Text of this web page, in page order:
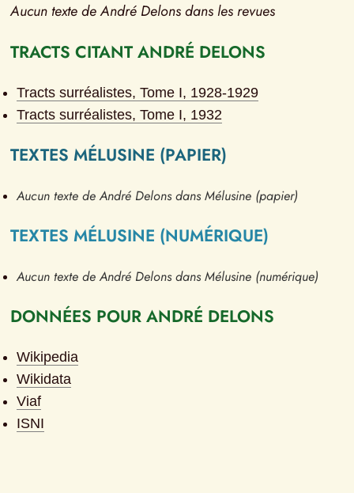
Aucun texte de André Delons dans les revues
TRACTS CITANT ANDRÉ DELONS
Tracts surréalistes, Tome I, 1928-1929
Tracts surréalistes, Tome I, 1932
TEXTES MÉLUSINE (PAPIER)
Aucun texte de André Delons dans Mélusine (papier)
TEXTES MÉLUSINE (NUMÉRIQUE)
Aucun texte de André Delons dans Mélusine (numérique)
DONNÉES POUR ANDRÉ DELONS
Wikipedia
Wikidata
Viaf
ISNI